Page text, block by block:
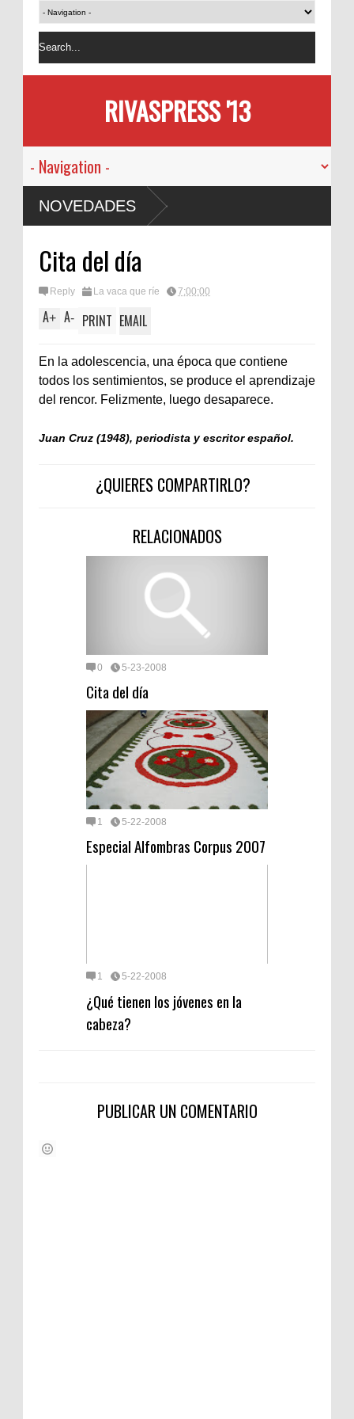
RIVASPRESS '13
NOVEDADES
Cita del día
Reply La vaca que ríe 7:00:00
A+ A- PRINT EMAIL
En la adolescencia, una época que contiene
todos los sentimientos, se produce el aprendizaje
del rencor. Felizmente, luego desaparece.
Juan Cruz (1948), periodista y escritor español.
¿QUIERES COMPARTIRLO?
RELACIONADOS
0 5-23-2008
Cita del día
1 5-22-2008
Especial Alfombras Corpus 2007
1 5-22-2008
¿Qué tienen los jóvenes en la
cabeza?
PUBLICAR UN COMENTARIO